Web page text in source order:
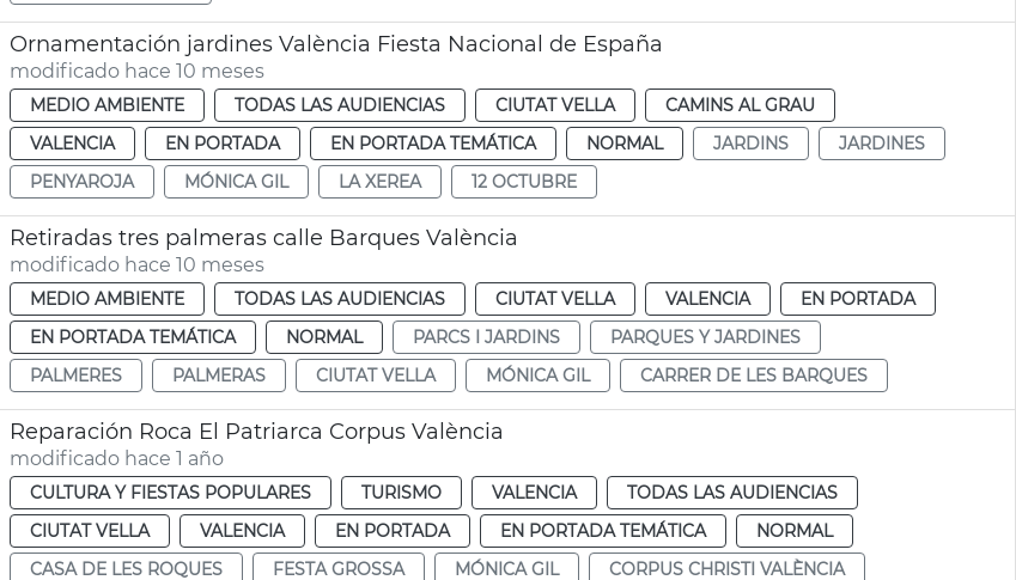
Ornamentación jardines València Fiesta Nacional de España
modificado hace 10 meses
MEDIO AMBIENTE TODAS LAS AUDIENCIAS CIUTAT VELLA
CAMINS AL GRAU
VALENCIA
EN PORTADA EN PORTADA TEMÁTICA NORMAL JARDINS
JARDINES
PENYAROJA
MÓNICA GIL LA XEREA 12 OCTUBRE
Retiradas tres palmeras calle Barques València
modificado hace 10 meses
MEDIO AMBIENTE TODAS LAS AUDIENCIAS CIUTAT VELLA VALENCIA
EN PORTADA
EN PORTADA TEMÁTICA
NORMAL PARCS I JARDINS
PARQUES Y JARDINES
PALMERES
PALMERAS CIUTAT VELLA MÓNICA GIL CARRER DE LES BARQUES
Reparación Roca El Patriarca Corpus València
modificado hace 1 año
CULTURA Y FIESTAS POPULARES TURISMO VALENCIA
TODAS LAS AUDIENCIAS
CIUTAT VELLA
VALENCIA EN PORTADA EN PORTADA TEMÁTICA
NORMAL
CASA DE LES ROQUES
FESTA GROSSA MÓNICA GIL CORPUS CHRISTI VALÈNCIA